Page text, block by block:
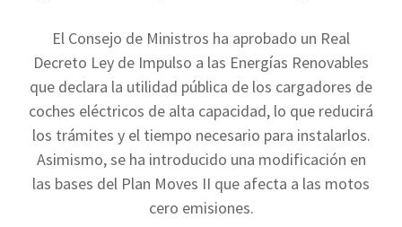
El Consejo de Ministros ha aprobado un Real
Decreto Ley de Impulso a las Energías Renovables
que declara la utilidad pública de los cargadores de
coches eléctricos de alta capacidad, lo que reducirá
los trámites y el tiempo necesario para instalarlos.
Asimismo, se ha introducido una modificación en
las bases del Plan Moves II que afecta a las motos
cero emisiones.